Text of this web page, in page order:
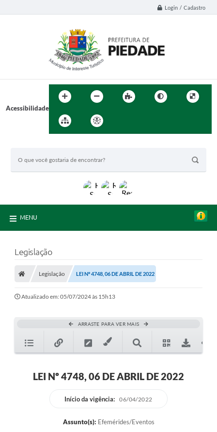
Login / Cadastro
Acessibilidade
MENU
Legislação
Legislação LEI Nº 4748, 06 DE ABRIL DE 2022
Atualizado em: 05/07/2024 às 15h13
ARRASTE PARA VER MAIS
LEI Nº 4748, 06 DE ABRIL DE 2022
Início da vigência: 06/04/2022
Assunto(s): Efemérides/Eventos